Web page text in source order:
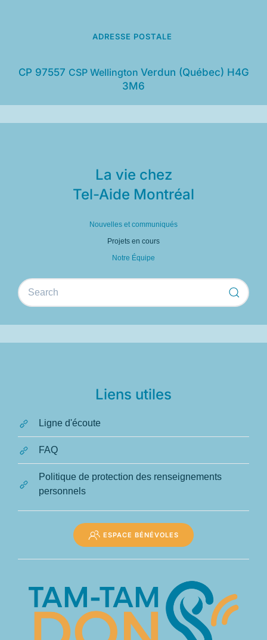
ADRESSE POSTALE
CP 97557 CSP Wellington Verdun (Québec) H4G
3M6
La vie chez
Tel-Aide Montréal
Nouvelles et communiqués
Projets en cours
Notre Équipe
Liens utiles
Ligne d'écoute
FAQ
Politique de protection des renseignements
personnels
ESPACE BÉNÉVOLES